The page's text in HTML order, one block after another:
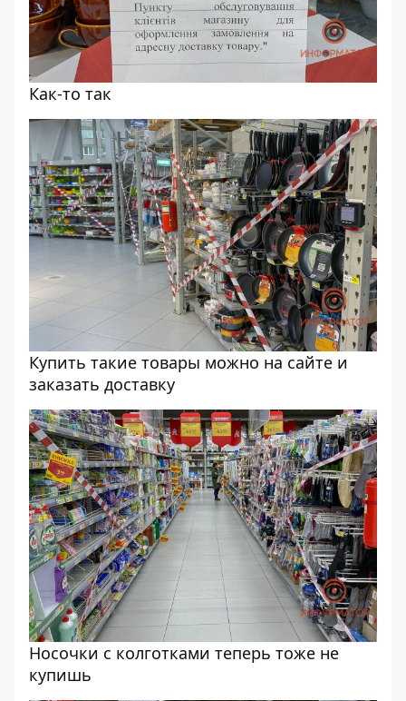
Как-то так
Купить такие товары можно на сайте и
заказать доставку
Носочки с колготками теперь тоже не
купишь